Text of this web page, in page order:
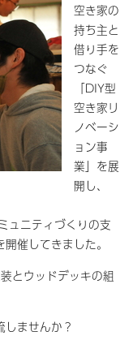
空き家の
持ち主と
借り手を
つなぐ
「DIY型
空き家リ
ノベーシ
ョン事
業」を展
開し、
ュニティづくりの支
催してきました。
とウッドデッキの組
ませんか？